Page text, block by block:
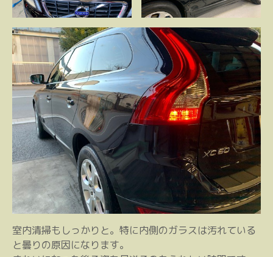
室内清掃もしっかりと。特に内側のガラスは汚れている
と曇りの原因になります。